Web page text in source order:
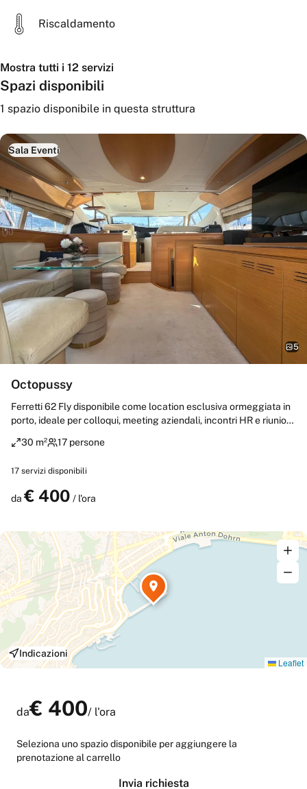
Riscaldamento
Mostra tutti i 12 servizi
Spazi disponibili
1 spazio disponibile in questa struttura
Sala Eventi
5
Octopussy
Ferretti 62 Fly disponibile come location esclusiva ormeggiata in
porto, ideale per colloqui, meeting aziendali, incontri HR e riunioni
svolgere attività sia negli ambienti interni, sia nelle aree esterne,
dedicato per ogni esigenza organizzativa e di supporto durante la
permanenza a bordo. Una soluzione prestigiosa per incontri
professionali in un contesto unico.
30 m² 17 persone
17 servizi disponibili
da € 400 / l'ora
Leaflet
Indicazioni
da€ 400/ l'ora
Seleziona uno spazio disponibile per aggiungere la
prenotazione al carrello
Invia richiesta